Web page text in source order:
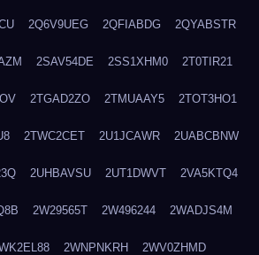
2Q6V9UEG 2QFIABDG 2QYABSTR
2SAV54DE 2SS1XHM0 2T0TIR21
2TGAD2ZO 2TMUAAY5 2TOT3HO1
2TWC2CET 2U1JCAWR 2UABCBNW
2UHBAVSU 2UT1DWVT 2VA5KTQ4
2W29565T 2W496244 2WADJS4M
2WNPNKRH 2WV0ZHMD